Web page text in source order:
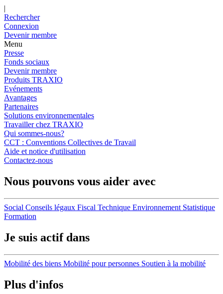
|
Rechercher
Connexion
Devenir membre
Menu
Presse
Fonds sociaux
Devenir membre
Produits TRAXIO
Evénements
Avantages
Partenaires
Solutions environnementales
Travailler chez TRAXIO
Qui sommes-nous?
CCT : Conventions Collectives de Travail
Aide et notice d'utilisation
Contactez-nous
Nous pouvons vous aider avec
Social Conseils légaux Fiscal Technique Environnement Statistique
Formation
Je suis actif dans
Mobilité des biens Mobilité pour personnes Soutien à la mobilité
Plus d'infos